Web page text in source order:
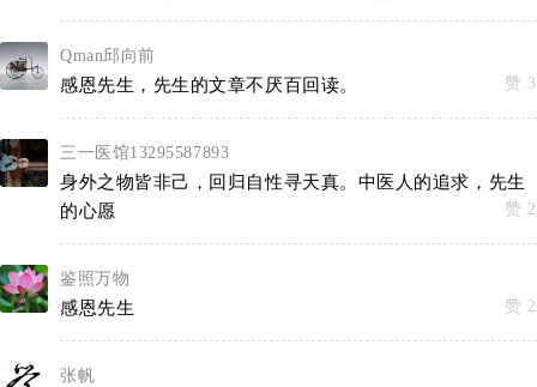
Qman邱向前
感恩先生，先生的文章不厌百回读。 赞 3
三一医馆13295587893
身外之物皆非己，回归自性寻天真。中医人的追求，先生
的心愿
赞 2
鉴照万物
感恩先生 赞 2
张帆